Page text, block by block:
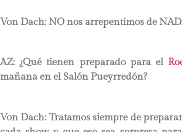
Von Dach: NO nos arrepentimos de
AZ: ¿Qué tienen preparado para el
mañana en el Salón Pueyrredón?
Von Dach: Tratamos siempre de